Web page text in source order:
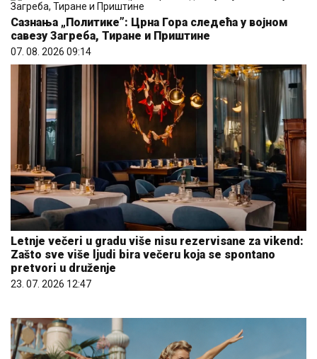
Сазнања „Политике”: Црна Гора следећа у војном
савезу Загреба, Тиране и Приштине
07. 08. 2026 09:14
Letnje večeri u gradu više nisu rezervisane za vikend:
Zašto sve više ljudi bira večeru koja se spontano
pretvori u druženje
23. 07. 2026 12:47